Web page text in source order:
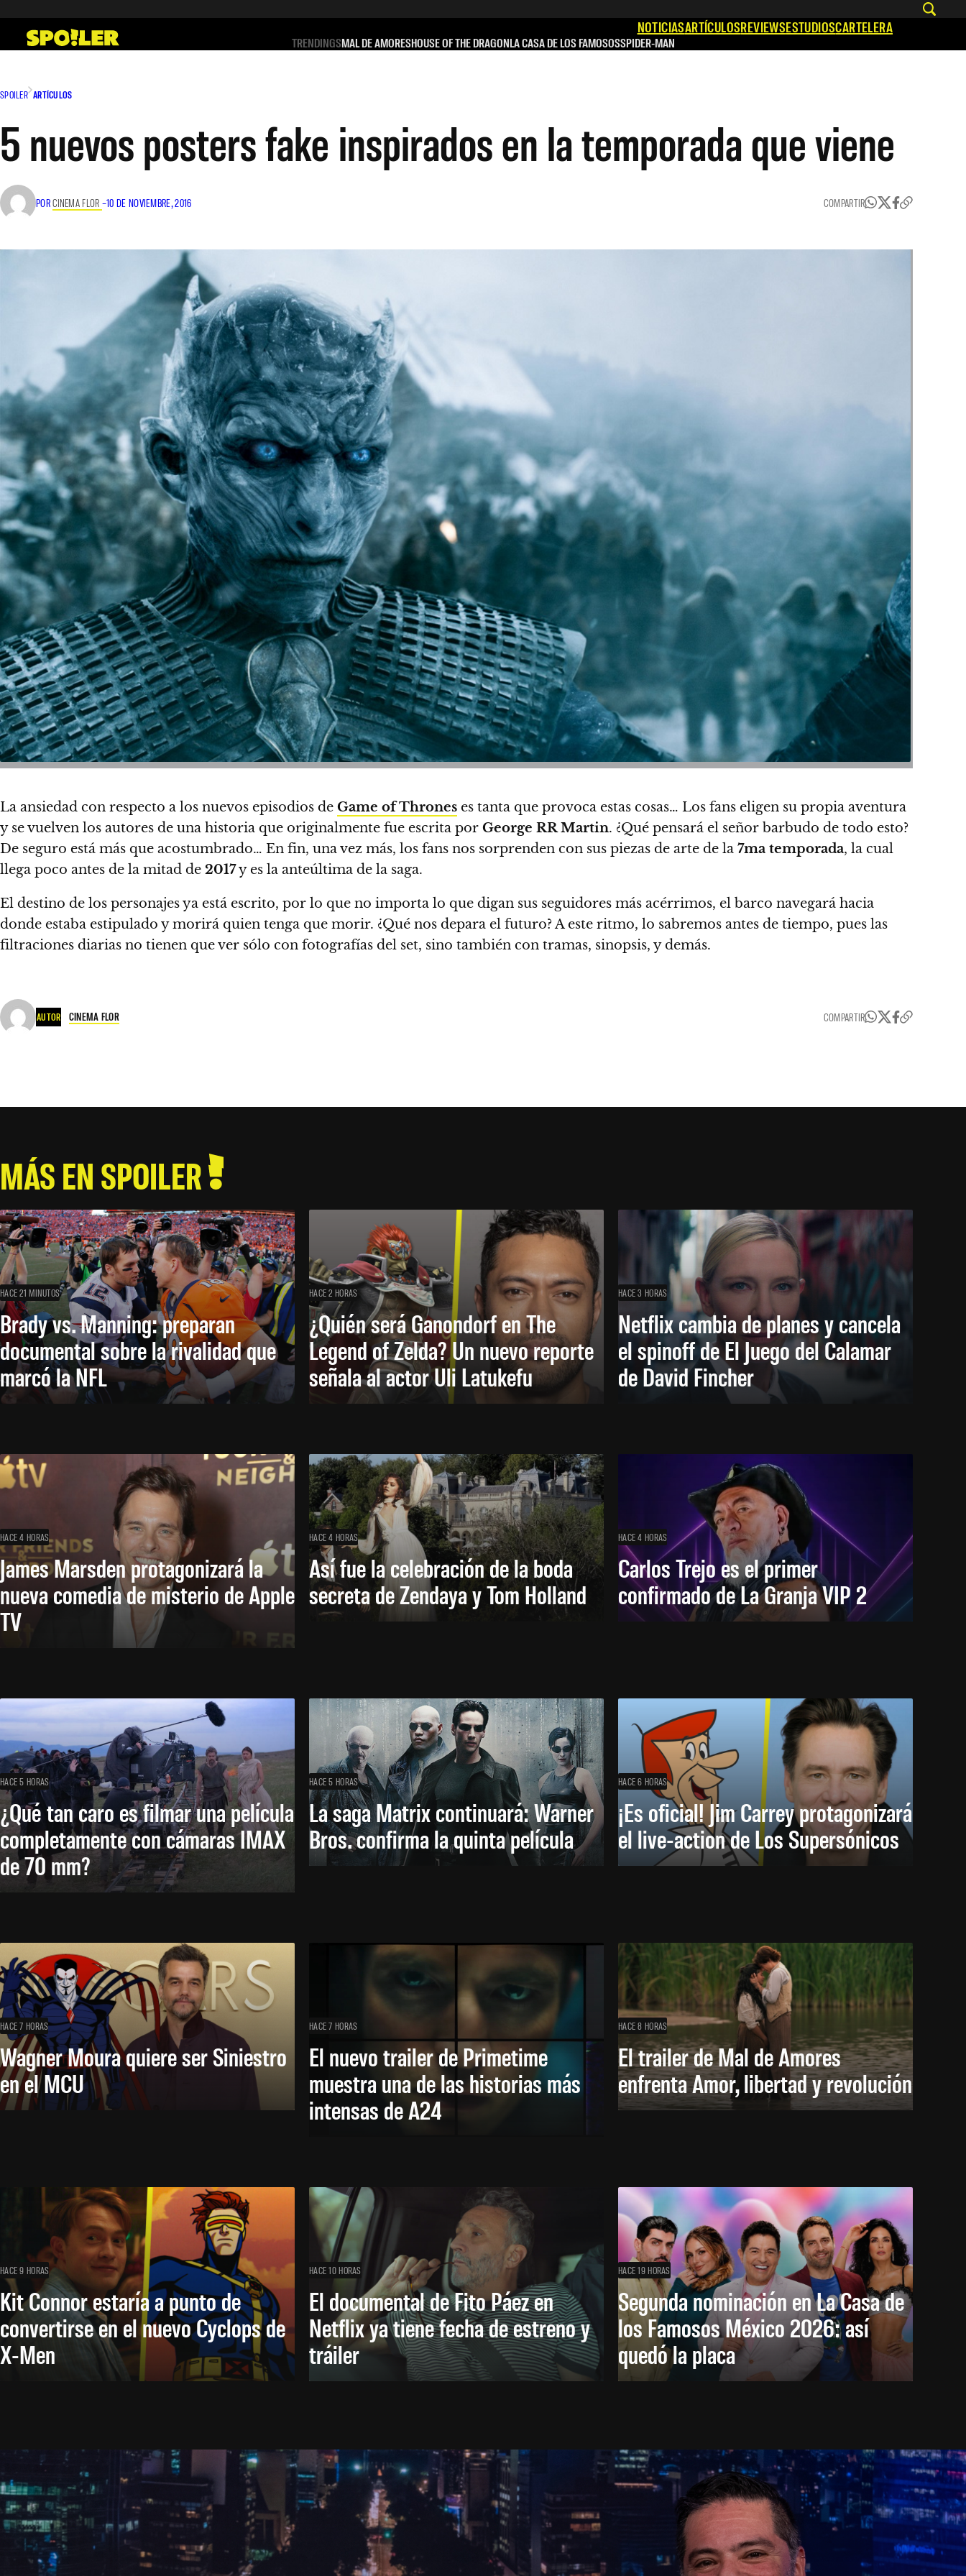
contenido
NOTICIASARTÍCULOSREVIEWSESTUDIOSCARTELERA
TRENDINGSMAL DE AMORESHOUSE OF THE DRAGONLA CASA DE LOS FAMOSOSSPIDER-MAN
SPOILER ARTÍCULOS
5 nuevos posters fake inspirados en la temporada que viene
PORCINEMA FLOR –10 DE NOVIEMBRE, 2016 COMPARTIR
La ansiedad con respecto a los nuevos episodios de Game of Thrones es tanta que provoca estas cosas… Los fans eligen su propia aventura
y se vuelven los autores de una historia que originalmente fue escrita por George RR Martin. ¿Qué pensará el señor barbudo de todo esto?
De seguro está más que acostumbrado… En fin, una vez más, los fans nos sorprenden con sus piezas de arte de la 7ma temporada, la cual
llega poco antes de la mitad de 2017y es la anteúltima de la saga.
El destino de los personajes ya está escrito, por lo que no importa lo que digan sus seguidores más acérrimos, el barco navegará hacia
donde estaba estipulado y morirá quien tenga que morir. ¿Qué nos depara el futuro? A este ritmo, lo sabremos antes de tiempo, pues las
filtraciones diarias no tienen que ver sólo con fotografías del set, sino también con tramas, sinopsis, y demás.
AUTOR CINEMA FLOR COMPARTIR
MÁS EN SPOILER
HACE 21 MINUTOS
Brady vs. Manning: preparan
documental sobre la rivalidad que
marcó la NFL
HACE 2 HORAS
¿Quién será Ganondorf en The
Legend of Zelda? Un nuevo reporte
señala al actor Uli Latukefu
HACE 3 HORAS
Netflix cambia de planes y cancela
el spinoff de El Juego del Calamar
de David Fincher
HACE 4 HORAS
James Marsden protagonizará la
nueva comedia de misterio de Apple
TV
HACE 4 HORAS
Así fue la celebración de la boda
secreta de Zendaya y Tom Holland
HACE 4 HORAS
Carlos Trejo es el primer
confirmado de La Granja VIP 2
HACE 5 HORAS
¿Qué tan caro es filmar una película
completamente con cámaras IMAX
de 70 mm?
HACE 5 HORAS
La saga Matrix continuará: Warner
Bros. confirma la quinta película
HACE 6 HORAS
¡Es oficial! Jim Carrey protagonizará
el live-action de Los Supersónicos
HACE 7 HORAS
Wagner Moura quiere ser Siniestro
en el MCU
HACE 7 HORAS
El nuevo trailer de Primetime
muestra una de las historias más
intensas de A24
HACE 8 HORAS
El trailer de Mal de Amores
enfrenta Amor, libertad y revolución
HACE 9 HORAS
Kit Connor estaría a punto de
convertirse en el nuevo Cyclops de
X-Men
HACE 10 HORAS
El documental de Fito Páez en
Netflix ya tiene fecha de estreno y
tráiler
HACE 19 HORAS
Segunda nominación en La Casa de
los Famosos México 2026: así
quedó la placa